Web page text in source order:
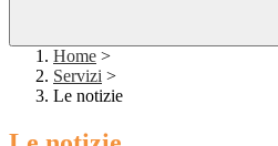
Home >
Servizi >
Le notizie